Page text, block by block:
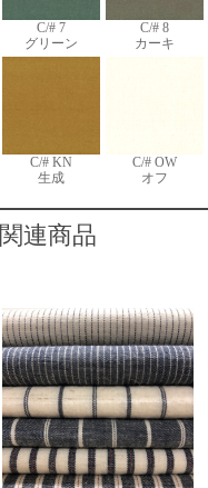
C/# 7
グリーン
C/# 8
カーキ
C/# KN
生成
C/# OW
オフ
関連商品